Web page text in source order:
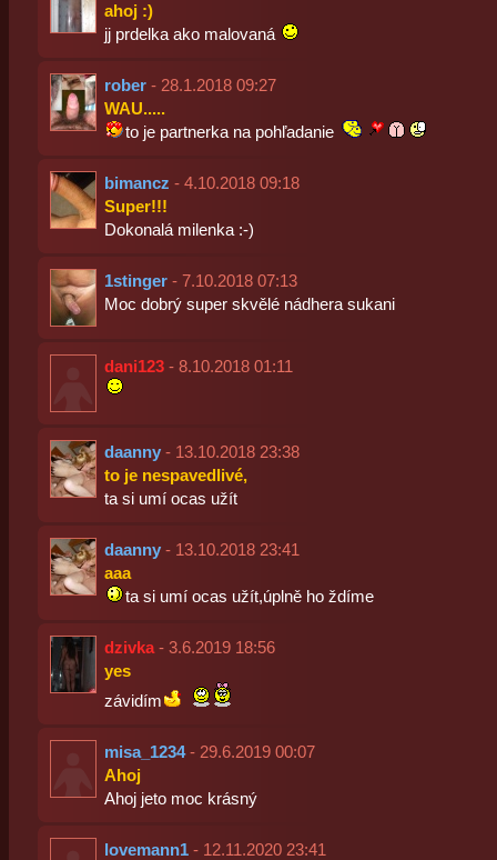
ahoj :)
jj prdelka ako malovaná
rober- 28.1.2018 09:27
WAU.....
to je partnerka na pohľadanie
bimancz - 4.10.2018 09:18
Super!!!
Dokonalá milenka :-)
1stinger- 7.10.2018 07:13
Moc dobrý super skvělé nádhera sukani
dani123- 8.10.2018 01:11
daanny- 13.10.2018 23:38
to je nespavedlivé,
ta si umí ocas užít
daanny- 13.10.2018 23:41
aaa
ta si umí ocas užít,úplně ho ždíme
dzivka- 3.6.2019 18:56
yes
závidím
misa_1234- 29.6.2019 00:07
Ahoj
Ahoj jeto moc krásný
lovemann1- 12.11.2020 23:41